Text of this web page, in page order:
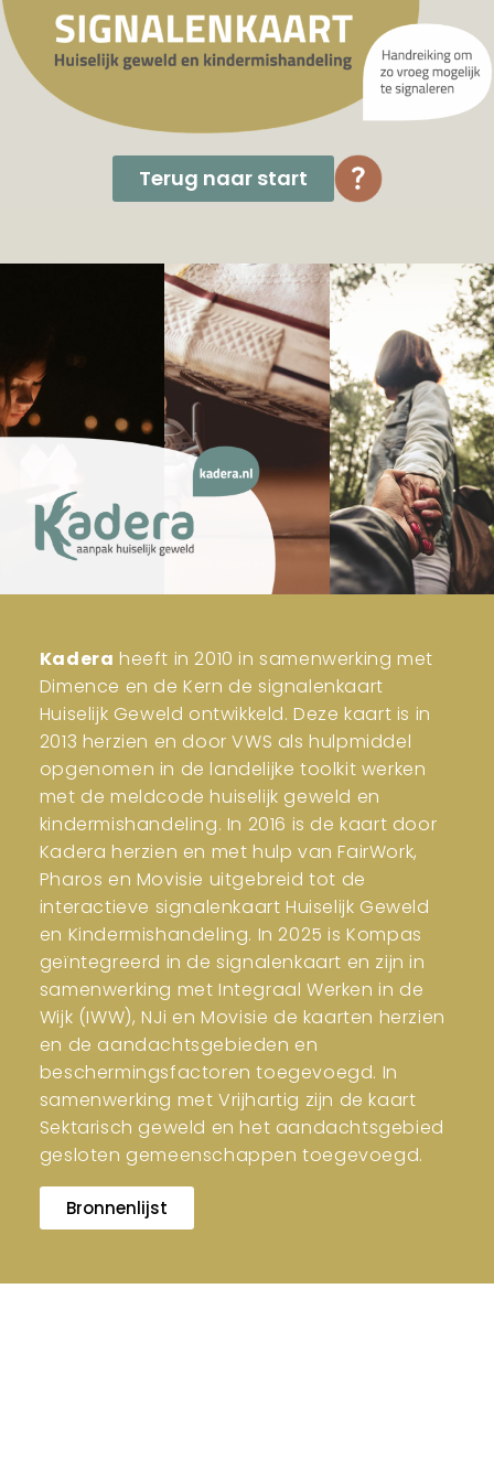
Terug naar start
Kadera heeft in 2010 in samenwerking met
Dimence en de Kern de signalenkaart
Huiselijk Geweld ontwikkeld. Deze kaart is in
2013 herzien en door VWS als hulpmiddel
opgenomen in de landelijke toolkit werken
met de meldcode huiselijk geweld en
kindermishandeling. In 2016 is de kaart door
Kadera herzien en met hulp van FairWork,
Pharos en Movisie uitgebreid tot de
interactieve signalenkaart Huiselijk Geweld
en Kindermishandeling. In 2025 is Kompas
geïntegreerd in de signalenkaart en zijn in
samenwerking met Integraal Werken in de
Wijk (IWW), NJi en Movisie de kaarten herzien
en de aandachtsgebieden en
beschermingsfactoren toegevoegd. In
samenwerking met Vrijhartig zijn de kaart
Sektarisch geweld en het aandachtsgebied
gesloten gemeenschappen toegevoegd.
Bronnenlijst